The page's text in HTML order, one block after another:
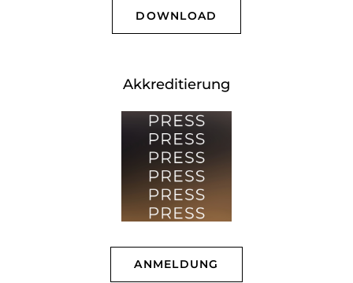
DOWNLOAD
Akkreditierung
ANMELDUNG